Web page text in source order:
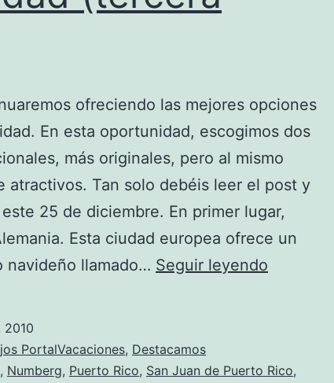
ofreciendo las mejores opciones
En esta oportunidad, escogimos dos
más originales, pero al mismo
atractivos. Tan solo debéis leer el post y
25 de diciembre. En primer lugar,
Esta ciudad europea ofrece un
navideño llamado… Seguir leyendo
(tercera
2010
PortalVacaciones, Destacamos
, Numberg, Puerto Rico, San Juan de Puerto Rico,